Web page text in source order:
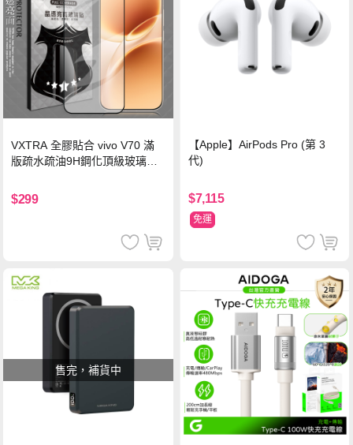
VXTRA 全膠貼合 vivo V70 滿
版疏水疏油9H鋼化頂級玻璃貼
$299
【Apple】AirPods Pro (第 3
代)
$7,115
免運
售完，補貨中